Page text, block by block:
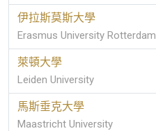
伊拉斯莫斯大學
Erasmus University Rotterdam
萊頓大學
Leiden University
馬斯垂克大學
Maastricht University